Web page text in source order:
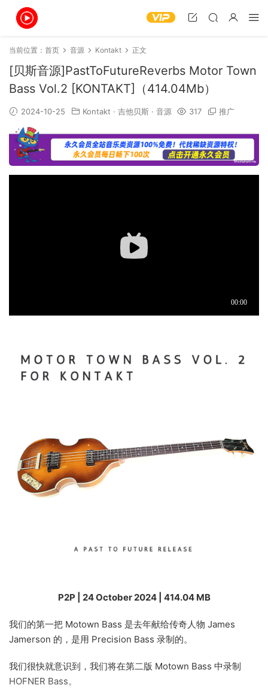
当前位置： 首页 音源 Kontakt 正文
[贝斯音源]PastToFutureReverbs Motor Town
Bass Vol.2 [KONTAKT]（414.04Mb）
2024-10-25 Kontakt · 吉他贝斯 · 音源 317 推广
P2P | 24 October 2024 | 414.04 MB
我们的第一把 Motown Bass 是去年献给传奇人物 James
Jamerson 的，是用 Precision Bass 录制的。
我们很快就意识到，我们将在第二版 Motown Bass 中录制
HOFNER Bass。